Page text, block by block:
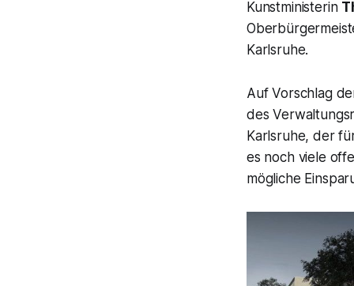
Kunstministerin
Karlsruhe.
Auf Vorschlag
des
Karlsruhe, der
es noch viele
mögliche